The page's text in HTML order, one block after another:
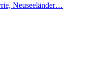
Neuseeländer…